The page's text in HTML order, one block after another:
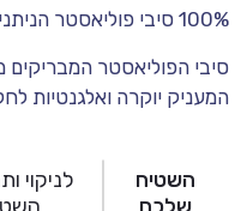
100% סיבי פוליאסטר הניתנים לניקוי בקלות.
סיבי הפוליאסטר המבריקים
המעניק יוקרה ואלגנטיות
השטיח
לניקוי